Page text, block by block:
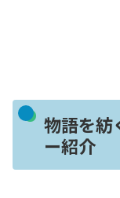
物語を紡
ー紹介